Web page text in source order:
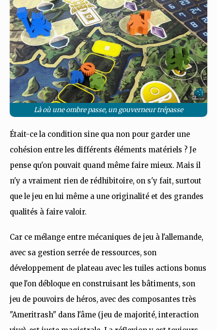
Là où une ombre passe, un gouverneur trépasse
Était-ce la condition sine qua non pour garder une
cohésion entre les différents éléments matériels ? Je
pense qu'on pouvait quand même faire mieux. Mais il
n'y a vraiment rien de rédhibitoire, on s'y fait, surtout
que le jeu en lui même a une originalité et des grandes
qualités à faire valoir.
Car ce mélange entre mécaniques de jeu à l'allemande,
avec sa gestion serrée de ressources, son
développement de plateau avec les tuiles actions bonus
que l'on débloque en construisant les bâtiments, son
jeu de pouvoirs de héros, avec des composantes très
"Ameritrash" dans l'âme (jeu de majorité, interaction